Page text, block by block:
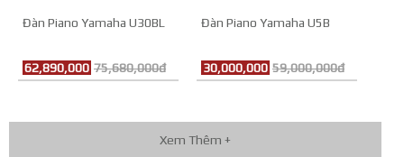
Đàn Piano Yamaha U30BL
62,890,000 75,680,000đ
Đàn Piano Yamaha U5B
30,000,000 59,000,000đ
Xem Thêm +